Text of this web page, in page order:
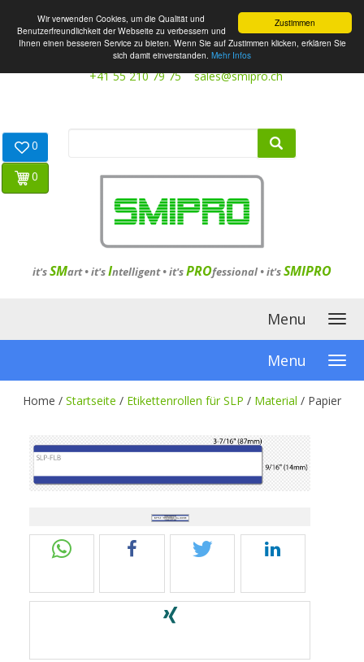
Zustimmen
Wir verwenden Cookies, um die Qualität und
Benutzerfreundlichkeit der Webseite zu verbessern und
Ihnen einen besseren Service zu bieten. Wenn Sie auf Zustimmen klicken, erklären Sie
sich damit einverstanden. Mehr Infos
+41 55 210 79 75 sales@smipro.ch
it'sSMart •it'sIntelligent•it'sPROfessional •it'sSMIPRO
0
0
Menu
Menu
Home / Startseite / Etikettenrollen für SLP / Material / Papier